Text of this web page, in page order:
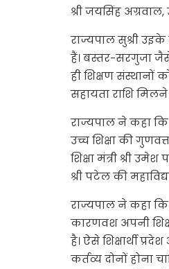
श्री जयसिंह
राज्यपाल सुश्री उइके
हैं। बस्तर-सरगुजा जैसे
ही शिक्षण संस्थानों
सहायता राशि
राज्यपाल ने कहा
उच्च शिक्षा की
शिक्षा मंत्री श्री
श्री पटेल की
राज्यपाल ने कहा कि
कारणवश अपनी
है। ऐसे शिक्षार्थी
कर्तव्य दोनों होना